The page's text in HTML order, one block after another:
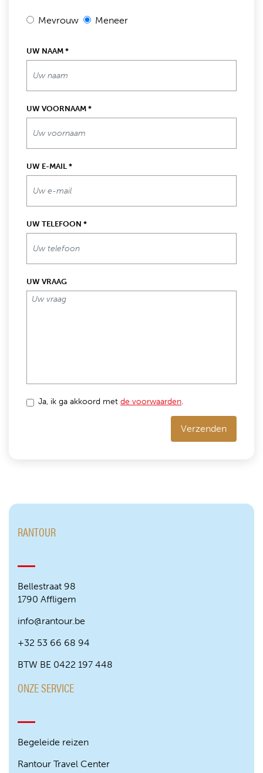
Mevrouw Meneer
UW NAAM *
UW VOORNAAM *
UW E-MAIL *
UW TELEFOON *
UW VRAAG
Ja, ik ga akkoord met de voorwaarden.
Verzenden
RANTOUR
Bellestraat 98
1790 Affligem
info@rantour.be
+32 53 66 68 94
BTW BE 0422 197 448
ONZE SERVICE
Begeleide reizen
Rantour Travel Center